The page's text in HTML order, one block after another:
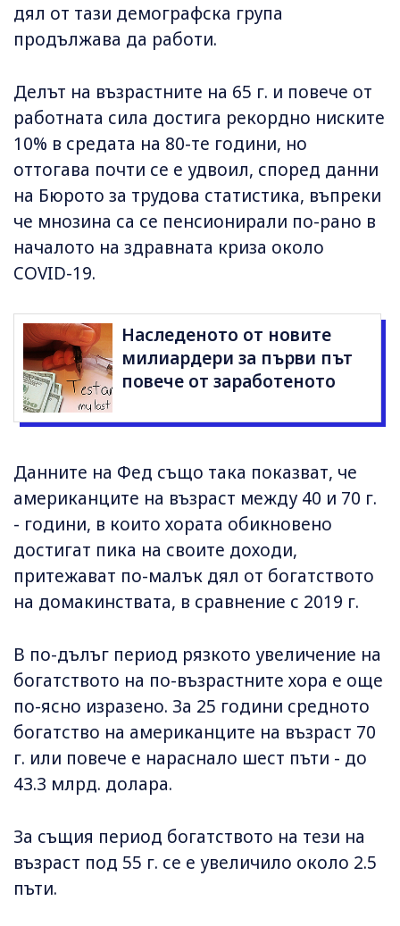
дял от тази демографска група
продължава да работи.
Делът на възрастните на 65 г. и повече от
работната сила достига рекордно ниските
10% в средата на 80-те години, но
оттогава почти се е удвоил, според данни
на Бюрото за трудова статистика, въпреки
че мнозина са се пенсионирали по-рано в
началото на здравната криза около
COVID-19.
Наследеното от новите
милиардери за първи път
повече от заработеното
Данните на Фед също така показват, че
американците на възраст между 40 и 70 г.
- години, в които хората обикновено
достигат пика на своите доходи,
притежават по-малък дял от богатството
на домакинствата, в сравнение с 2019 г.
В по-дълъг период рязкото увеличение на
богатството на по-възрастните хора е още
по-ясно изразено. За 25 години средното
богатство на американците на възраст 70
г. или повече е нараснало шест пъти - до
43.3 млрд. долара.
За същия период богатството на тези на
възраст под 55 г. се е увеличило около 2.5
пъти.